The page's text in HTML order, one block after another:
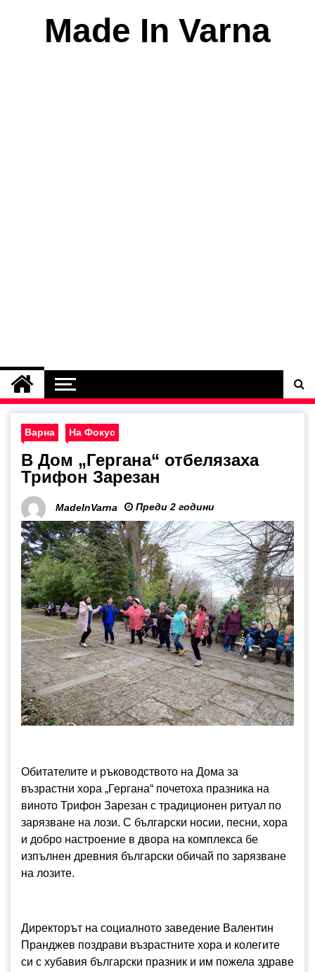
Made In Varna
Варна На Фокус
В Дом „Гергана“ отбелязаха
Трифон Зарезан
MadeInVarna Преди 2 години
Обитателите и ръководството на Дома за
възрастни хора „Гергана“ почетоха празника на
виното Трифон Зарезан с традиционен ритуал по
зарязване на лози. С български носии, песни, хора
и добро настроение в двора на комплекса бе
изпълнен древния български обичай по зарязване
на лозите.
Директорът на социалното заведение Валентин
Пранджев поздрави възрастните хора и колегите
си с хубавия български празник и им пожела здраве